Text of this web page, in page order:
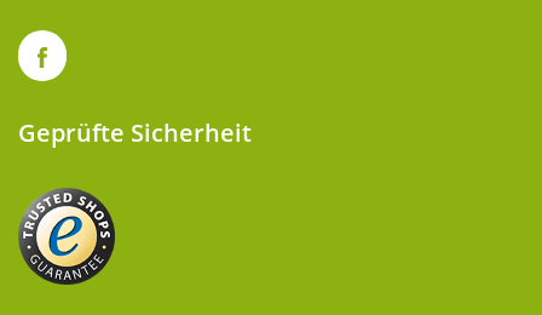
Geprüfte Sicherheit